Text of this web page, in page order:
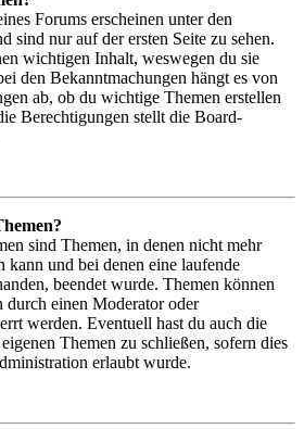
Forums erscheinen unter den
sind nur auf der ersten Seite zu sehen.
wichtigen Inhalt, weswegen du sie
den Bekanntmachungen hängt es von
ab, ob du wichtige Themen erstellen
Berechtigungen stellt die Board-
sind Themen, in denen nicht mehr
kann und bei denen eine laufende
beendet wurde. Themen können
durch einen Moderator oder
werden. Eventuell hast du auch die
Themen zu schließen, sofern dies
erlaubt wurde.